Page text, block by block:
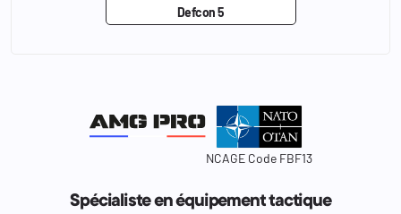
Defcon 5
NCAGE Code FBF13
Spécialiste en équipement tactique